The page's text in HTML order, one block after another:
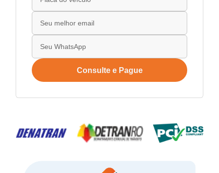
Consulte e Pague